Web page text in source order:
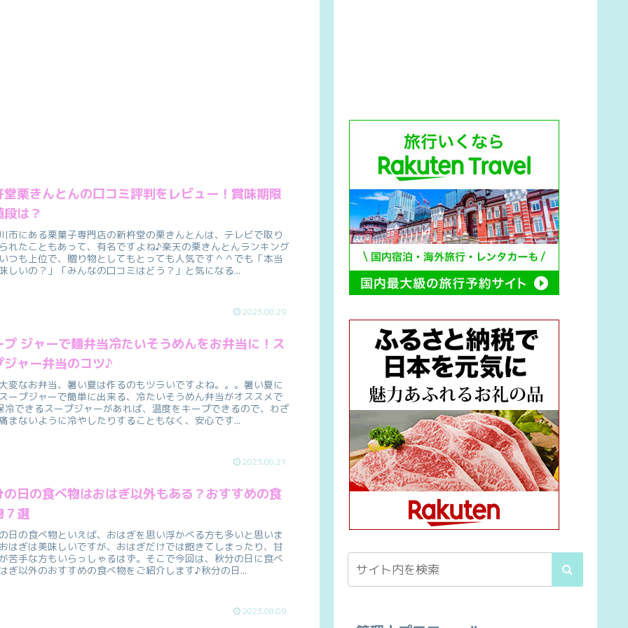
堂栗きんとんの口コミ評判をレビュー！賞味期限
は？
市にある栗菓子専門店の新杵堂の栗きんとんは、テレビで取り
れたこともあって、有名ですよね♪楽天の栗きんとんランキング
つも上位で、贈り物としてもとっても人気です＾＾でも「本当
しいの？」「みんなの口コミはどう？」と気になる...
2023.08.29
プ ジャーで麺弁当冷たいそうめんをお弁当に！ス
ジャー弁当のコツ♪
変なお弁当、暑い夏は作るのもツラいですよね。。。暑い夏に
ープジャーで簡単に出来る、冷たいそうめん弁当がオススメで
冷できるスープジャーがあれば、温度をキープできるので、わざ
まないように冷やしたりすることもなく、安心です...
2023.08.21
の日の食べ物はおはぎ以外もある？おすすめの食
７選
日の食べ物といえば、おはぎを思い浮かべる方も多いと思いま
はぎは美味しいですが、おはぎだけでは飽きてしまったり、甘
苦手な方もいらっしゃるはず。そこで今回は、秋分の日に食べ
ぎ以外のおすすめの食べ物をご紹介します♪秋分の日...
2023.08.09